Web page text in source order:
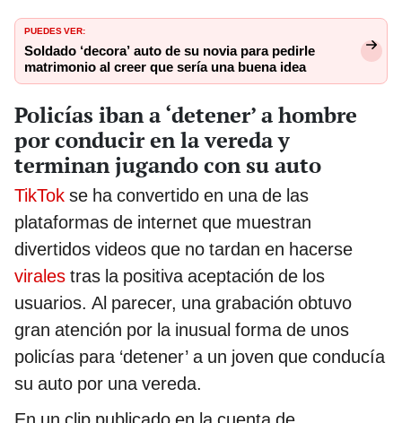
PUEDES VER:
Soldado ‘decora’ auto de su novia para pedirle
matrimonio al creer que sería una buena idea
Policías iban a ‘detener’ a hombre
por conducir en la vereda y
terminan jugando con su auto
TikTok se ha convertido en una de las
plataformas de internet que muestran
divertidos videos que no tardan en hacerse
virales tras la positiva aceptación de los
usuarios. Al parecer, una grabación obtuvo
gran atención por la inusual forma de unos
policías para ‘detener’ a un joven que conducía
su auto por una vereda.